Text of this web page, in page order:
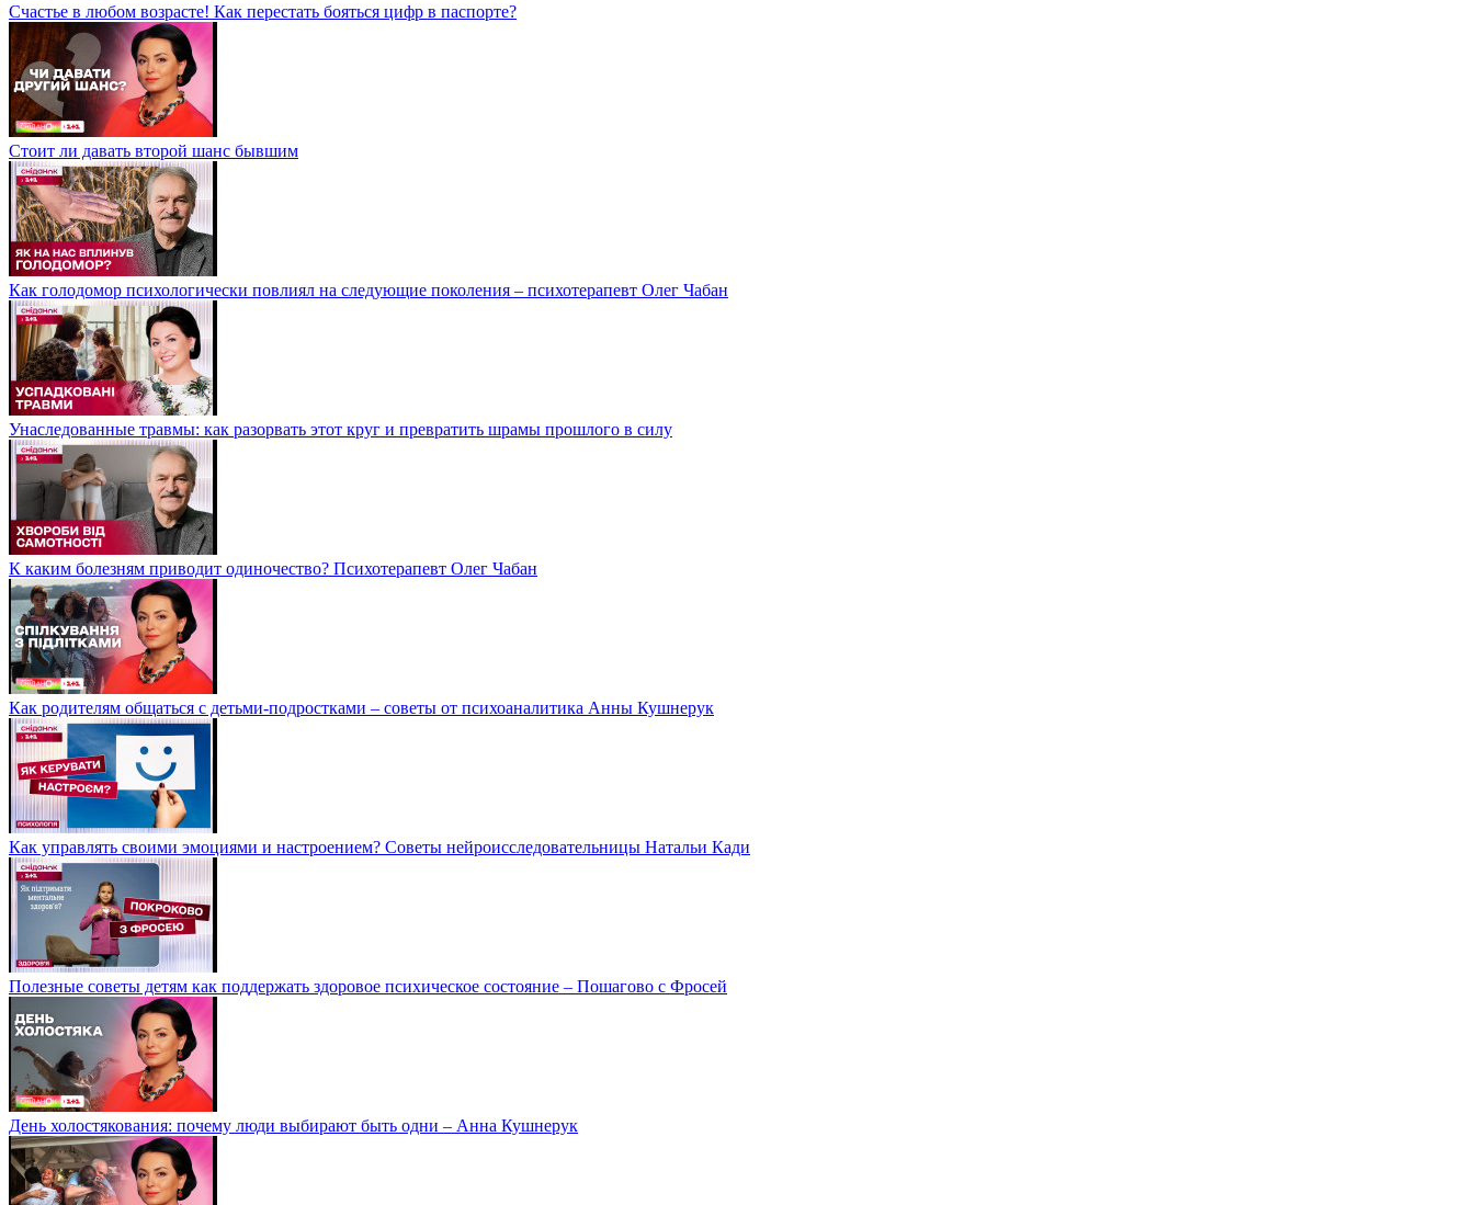
Счастье в любом возрасте! Как перестать бояться цифр в паспорте?
Стоит ли давать второй шанс бывшим
Как голодомор психологически повлиял на следующие поколения – психотерапевт Олег Чабан
Унаследованные травмы: как разорвать этот круг и превратить шрамы прошлого в силу
К каким болезням приводит одиночество? Психотерапевт Олег Чабан
Как родителям общаться с детьми-подростками – советы от психоаналитика Анны Кушнерук
Как управлять своими эмоциями и настроением? Советы нейроисследовательницы Натальи Кади
Полезные советы детям как поддержать здоровое психическое состояние – Пошагово с Фросей
День холостякования: почему люди выбирают быть одни – Анна Кушнерук